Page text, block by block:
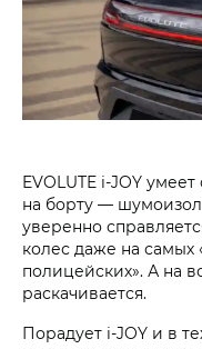
EVOLUTE i‑JOY
на борту —
уверенно
колес даже на самых
полицейских». А на
раскачивается.
Порадует i‑JOY и в